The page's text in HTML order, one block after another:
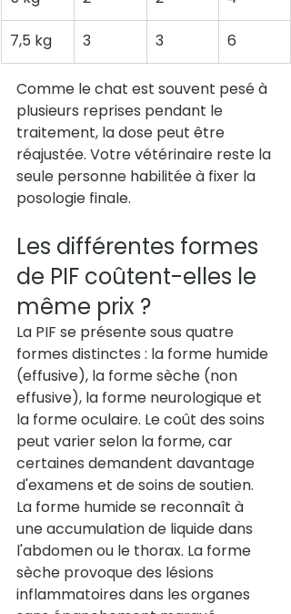
7,5 kg 3 3 6
Comme le chat est souvent pesé à
plusieurs reprises pendant le
traitement, la dose peut être
réajustée. Votre vétérinaire reste la
seule personne habilitée à fixer la
posologie finale.
Les différentes formes
de PIF coûtent-elles le
même prix ?
La PIF se présente sous quatre
formes distinctes : la forme humide
(effusive), la forme sèche (non
effusive), la forme neurologique et
la forme oculaire. Le coût des soins
peut varier selon la forme, car
certaines demandent davantage
d'examens et de soins de soutien.
La forme humide se reconnaît à
une accumulation de liquide dans
l'abdomen ou le thorax. La forme
sèche provoque des lésions
inflammatoires dans les organes